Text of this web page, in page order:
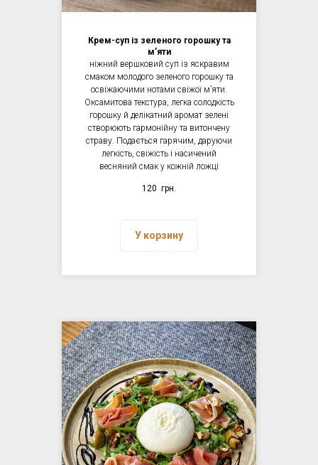
Крем-суп із зеленого горошку та
мʼяти
ніжний вершковий суп із яскравим
смаком молодого зеленого горошку та
освіжаючими нотами свіжої мʼяти.
Оксамитова текстура, легка солодкість
горошку й делікатний аромат зелені
створюють гармонійну та витончену
страву. Подається гарячим, даруючи
легкість, свіжість і насичений
весняний смак у кожній ложці
120 грн.
У корзину